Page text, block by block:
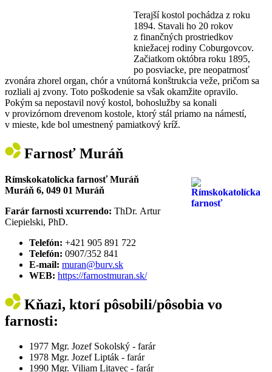
Terajší kostol pochádza z roku
1894. Stavali ho 20 rokov
z finančných prostriedkov
kniežacej rodiny Coburgovcov.
Začiatkom októbra roku 1895,
po posviacke, pre neopatrnosť
zvonára zhorel organ, chór a vnútorná konštrukcia veže, pričom sa
rozliali aj zvony. Toto poškodenie sa však okamžite opravilo.
Pokým sa nepostavil nový kostol, bohoslužby sa konali
v provizórnom drevenom kostole, ktorý stál priamo na námestí,
v mieste, kde bol umestnený pamiatkový kríž.
Farnosť Muráň
Rímskokatolícka farnosť Muráň
Muráň 6, 049 01 Muráň
Farár farnosti xcurrendo: ThDr. Artur
Ciepielski, PhD.
Telefón: +421 905 891 722
Telefón: 0907/352 841
E-mail: muran@burv.sk
WEB: https://farnostmuran.sk/
Kňazi, ktorí pôsobili/pôsobia vo
farnosti:
1977 Mgr. Jozef Sokolský - farár
1978 Mgr. Jozef Lipták - farár
1990 Mgr. Viliam Litavec - farár